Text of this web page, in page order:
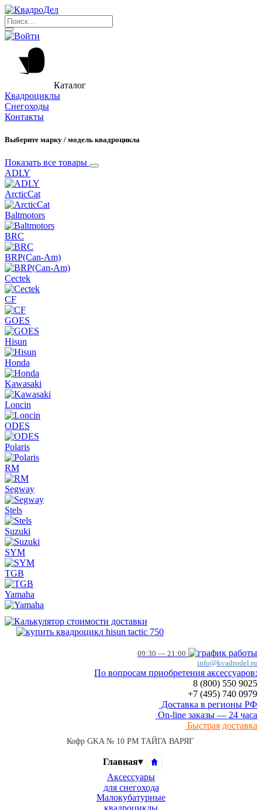
Каталог
Квадроциклы
Снегоходы
Контакты
Выберите марку / модель квадроцикла
Показать все товары
ADLY
ArcticCat
Baltmotors
BRC
BRP(Can-Am)
Cectek
CF
GOES
Hisun
Honda
Kawasaki
Loncin
ODES
Polaris
RM
Segway
Stels
Suzuki
SYM
TGB
Yamaha
09:30 — 21:00
info@kvadrodel.ru
По вопросам приобретения аксессуаров:
8 (800) 550 9025
+7 (495) 740 0979
Доставка в регионы РФ
On-line заказы — 24 часа
Быстрая доставка
Кофр GKA № 10 РМ ТАЙГА ВАРЯГ
Главная▾
Аксессуары
для снегохода
Малокубатурные
квадроциклы